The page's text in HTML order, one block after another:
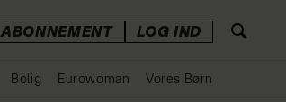
ABONNEMENT LOG IND
Bolig Eurowoman Vores Børn